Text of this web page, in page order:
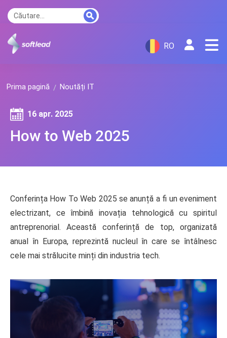
RO
Prima pagină Noutăți IT
How to Web 2025
16 apr. 2025
Conferința How To Web 2025 se anunță a fi un eveniment
electrizant, ce îmbină inovația tehnologică cu spiritul
antreprenorial. Această conferință de top, organizată
anual în Europa, reprezintă nucleul în care se întâlnesc
cele mai strălucite minți din industria tech.